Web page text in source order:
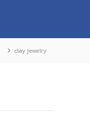
clay jewelry